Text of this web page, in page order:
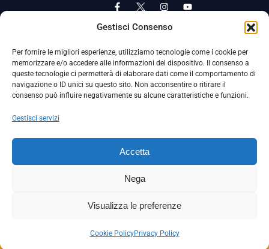
Gestisci Consenso
Per fornire le migliori esperienze, utilizziamo tecnologie come i cookie per
memorizzare e/o accedere alle informazioni del dispositivo. Il consenso a
queste tecnologie ci permetterà di elaborare dati come il comportamento di
navigazione o ID unici su questo sito. Non acconsentire o ritirare il
consenso può influire negativamente su alcune caratteristiche e funzioni.
Gestisci servizi
Accetta
Nega
Visualizza le preferenze
Cookie PolicyPrivacy Policy
Privacy Policy Cookie Policy
La Società ha nominato il Responsabile della Protezione dei Dati Personali (DPO), figura specializzata che vigila sulle modalità
adottate dalla nostra Società per tutelare i Suoi dati personali.
Per contattare il DPO può scrivere a
La Società ha inoltre adottato un proprio Codice Etico, consultabile al seguente link:
Scarica il Codice Etico
Copyright © 2024 – S.S. JUVE STABIA 1907 | P.IVA: 04246411211 | Tutti i diritti sono riservati | Made with